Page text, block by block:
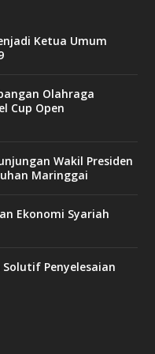
Ketua Umum
Olahraga
Cup Open
Wakil Presiden
Maringgai
Ekonomi Syariah
Solutif Penyelesaian